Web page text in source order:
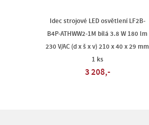
Idec strojové LED osvětlení LF2B-
B4P-ATHWW2-1M bílá 3.8 W 180 lm
230 V/AC (d x š x v) 210 x 40 x 29 mm
1 ks
3 208,-